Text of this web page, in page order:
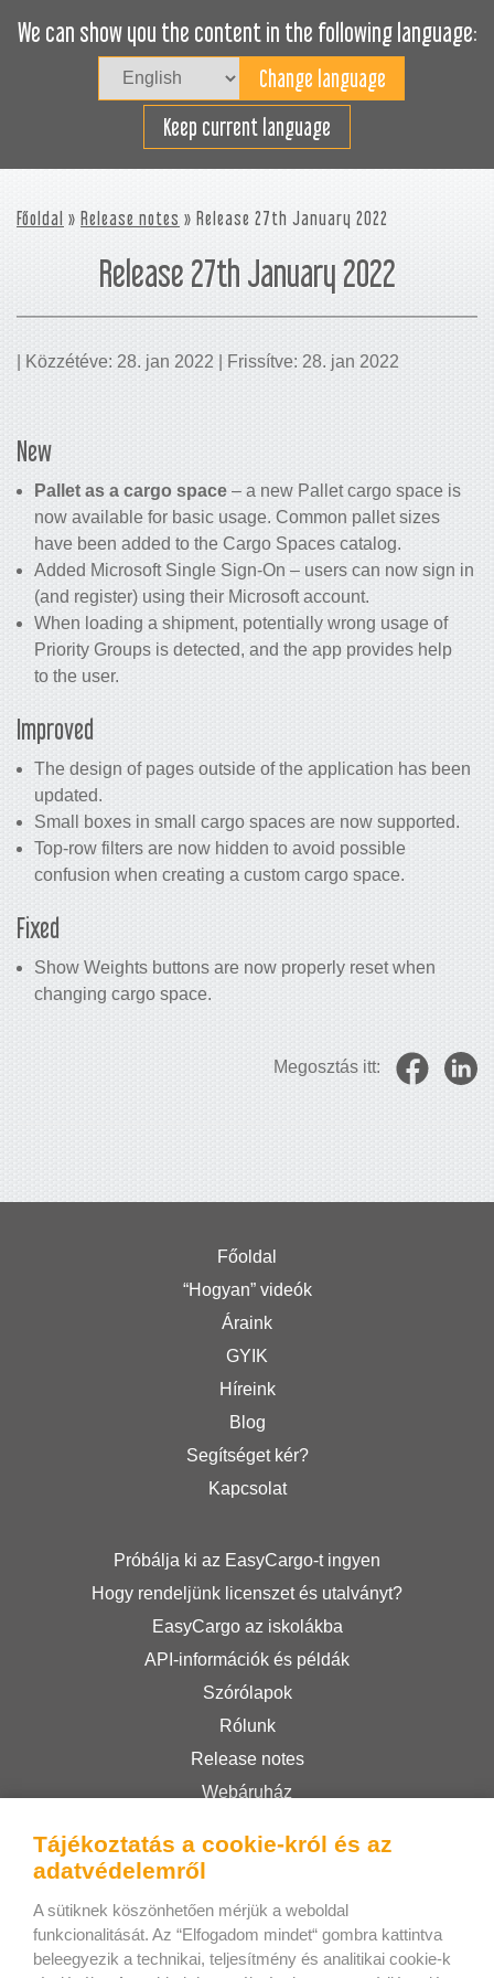
We can show you the content in the following language:
Keep current language
Rakodjon hatékonyan
Főoldal » Release notes » Release 27th January 2022
Release 27th January 2022
| Közzétéve: 28. jan 2022 | Frissítve: 28. jan 2022
New
Pallet as a cargo space – a new Pallet cargo space is
now available for basic usage. Common pallet sizes
have been added to the Cargo Spaces catalog.
Added Microsoft Single Sign-On – users can now sign in
(and register) using their Microsoft account.
When loading a shipment, potentially wrong usage of
Priority Groups is detected, and the app provides help
to the user.
Improved
The design of pages outside of the application has been
updated.
Small boxes in small cargo spaces are now supported.
Top-row filters are now hidden to avoid possible
confusion when creating a custom cargo space.
Fixed
Show Weights buttons are now properly reset when
changing cargo space.
Megosztás itt:
Főoldal
“Hogyan” videók
Áraink
GYIK
Híreink
Blog
Segítséget kér?
Kapcsolat
Próbálja ki az EasyCargo-t ingyen
Hogy rendeljünk licenszet és utalványt?
EasyCargo az iskolákba
API-információk és példák
Szórólapok
Rólunk
Release notes
Webáruház
Privacy Policy
Bee Interactive s.r.o.
U Pekarky 484/1a
Tájékoztatás a cookie-król és az
adatvédelemről
A sütiknek köszönhetően mérjük a weboldal
funkcionalitását. Az “Elfogadom mindet“ gombra kattintva
beleegyezik a technikai, teljesítmény és analitikai cookie-k